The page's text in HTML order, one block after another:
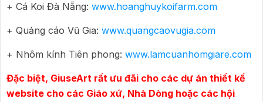
+ Cá Koi Đà Nẵng: www.hoanghuykoifarm.com
+ Quảng cáo Vũ Gia: www.quangcaovugia.com
+ Nhôm kính Tiên phong: www.lamcuanhomgiare.com
Đặc biệt, GiuseArt rất ưu đãi cho các dự án thiết kế
website cho các Giáo xứ, Nhà Dòng hoặc các hội